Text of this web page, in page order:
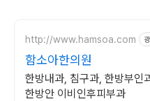
http://www.hamsoa.com
함소아한의원
한방내과, 침구과, 한방부인
한방안 이비인후피부과